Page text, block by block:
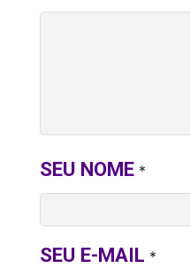
SEU NOME *
SEU E-MAIL *